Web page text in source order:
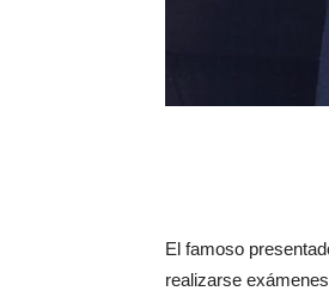
El famoso
realizarse